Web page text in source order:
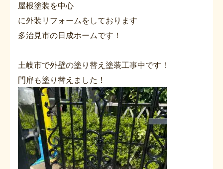
屋根塗装を中心
に外装リフォームをしております
多治見市の日成ホームです！
土岐市で外壁の塗り替え塗装工事中です！
門扉も塗り替えました！